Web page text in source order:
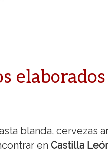
blanda, cervezas
en Castilla